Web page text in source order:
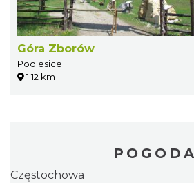
Góra Zborów
Podlesice
1.12 km
POGODA
Częstochowa